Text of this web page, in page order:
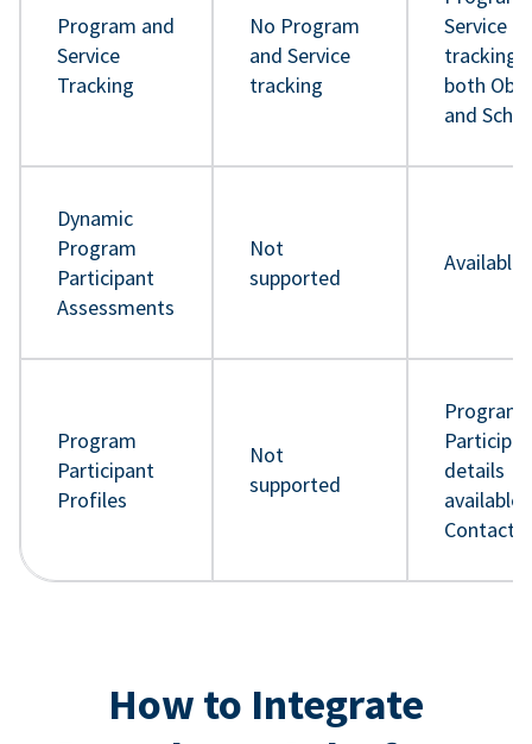
Program and
Service
Tracking
No Program
and Service
tracking
Service
tracking
both
and
Dynamic
Program
Participant
Assessments
Not
supported
Available
Program
Participant
Profiles
Not
supported
Program
details
available
Contact
How to Integrate